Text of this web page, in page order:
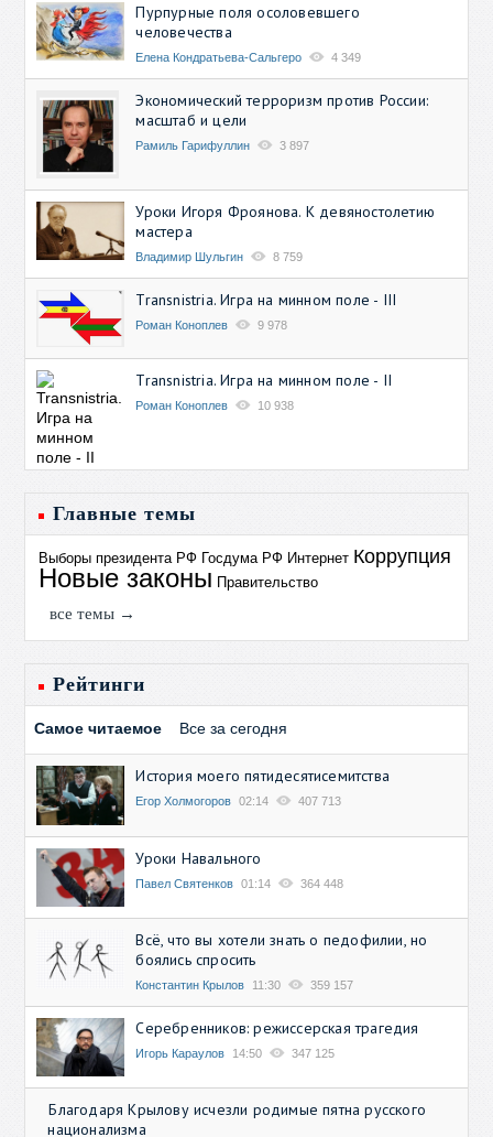
Пурпурные поля осоловевшего
человечества
Елена Кондратьева-Сальгеро 4 349
Экономический терроризм против России:
масштаб и цели
Рамиль Гарифуллин 3 897
Уроки Игоря Фроянова. К девяностолетию
мастера
Владимир Шульгин 8 759
Transnistria. Игра на минном поле - III
Роман Коноплев 9 978
Transnistria. Игра на минном поле - II
Роман Коноплев 10 938
Главные темы
Выборы президента РФ Госдума РФ Интернет Коррупция
Новые законы Правительство
все темы →
Рейтинги
Самое читаемое Все за сегодня
История моего пятидесятисемитства
Егор Холмогоров 02:14 407 713
Уроки Навального
Павел Святенков 01:14 364 448
Всё, что вы хотели знать о педофилии, но
боялись спросить
Константин Крылов 11:30 359 157
Серебренников: режиссерская трагедия
Игорь Караулов 14:50 347 125
Благодаря Крылову исчезли родимые пятна русского
национализма